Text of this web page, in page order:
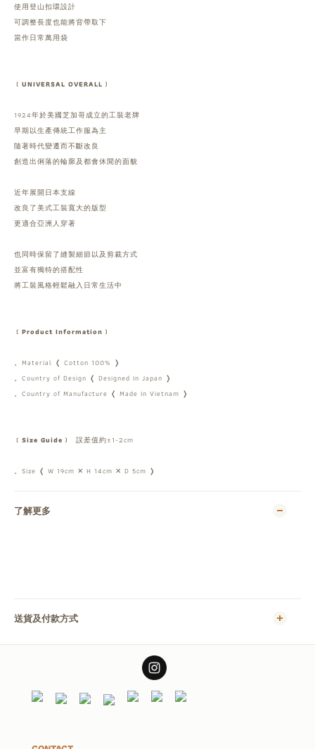
使用登山扣環設計
可調整長度也能將背帶取下
當作日常萬用袋
﹝UNIVERSAL OVERALL﹞
1924年於美國芝加哥成立的工裝老牌
早期以生產傳統工作服為主
隨著時代變遷而不斷改良
創造出俐落的輪廓及都會休閒的面貌
近年展開日本支線
改良了美式工裝寬大的版型
更適合亞洲人穿著
也同時保留了縫製細節以及剪裁方式
並富有獨特的搭配性
將工裝風格輕鬆融入日常生活中
﹝Product Information﹞
。Material ❬ Cotton 100% ❭
。Country of Design ❬ Designed In Japan ❭
。Country of Manufacture ❬ Made In Vietnam ❭
﹝Size Guide﹞ 誤差值約±1-2cm
。Size ❬ W 19cm ✕ H 14cm ✕ D 5cm ❭
了解更多
送貨及付款方式